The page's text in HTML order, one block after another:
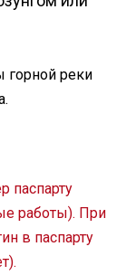
горной реки
паспарту
работы). При
в паспарту